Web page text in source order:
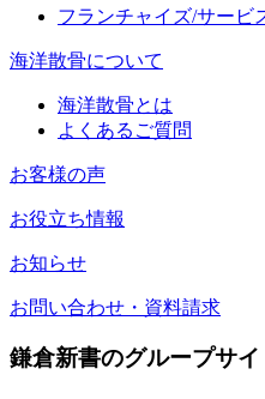
フランチャイズ/サービ
海洋散骨について
海洋散骨とは
よくあるご質問
お客様の声
お役立ち情報
お知らせ
お問い合わせ・資料請求
鎌倉新書のグループサイ